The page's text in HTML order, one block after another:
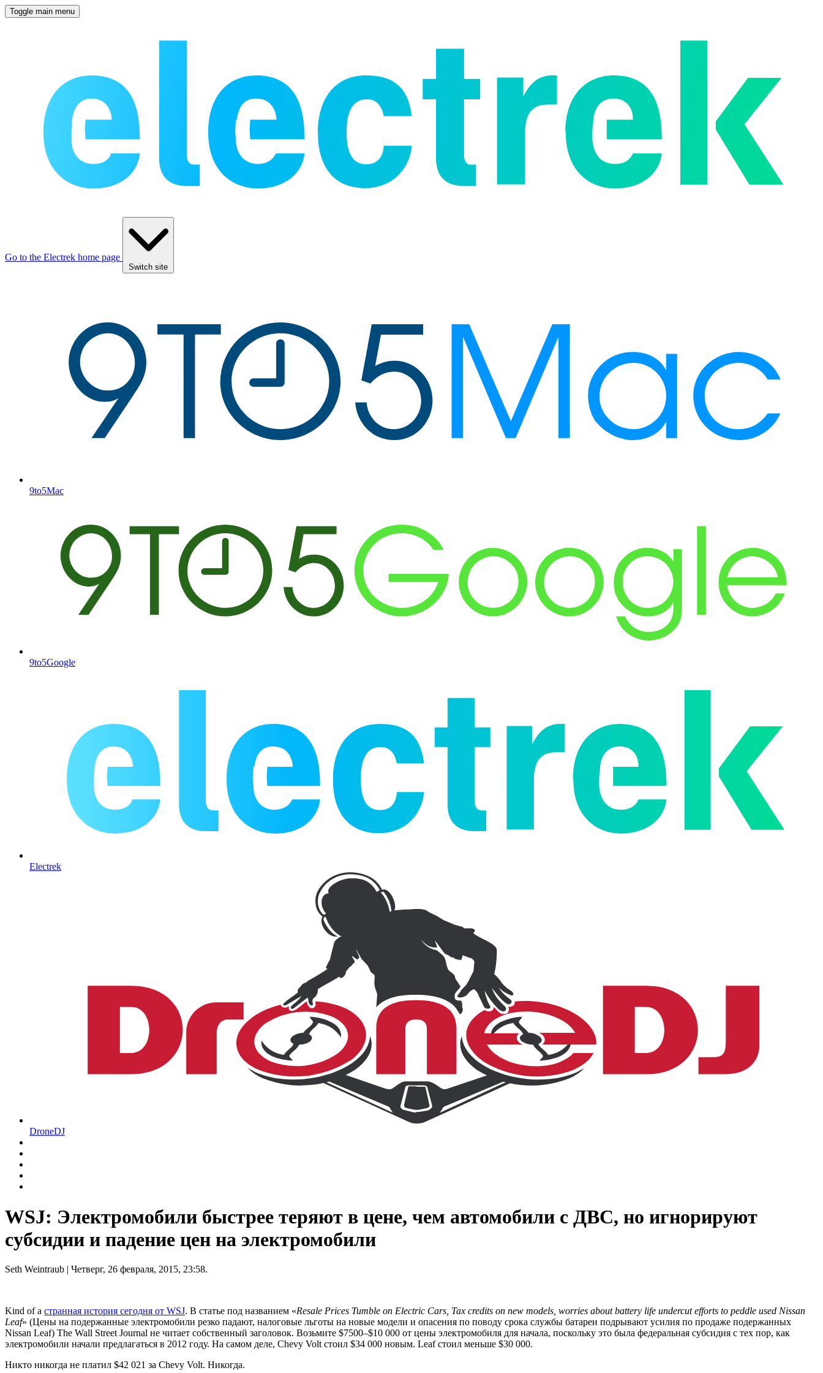
Toggle main menu
Go to the Electrek home page
Switch site
9to5Mac
9to5Google
Electrek
DroneDJ
WSJ: Электромобили быстрее теряют в цене, чем автомобили с ДВС, но игнорируют
субсидии и падение цен на электромобили
Seth Weintraub | Четверг, 26 февраля, 2015, 23:58.
Kind of a странная история сегодня от WSJ. В статье под названием «Resale Prices Tumble on Electric Cars, Tax credits on new models, worries about battery life undercut efforts to peddle used Nissan
Leaf» (Цены на подержанные электромобили резко падают, налоговые льготы на новые модели и опасения по поводу срока службы батареи подрывают усилия по продаже подержанных
Nissan Leaf) The Wall Street Journal не читает собственный заголовок. Возьмите $7500–$10 000 от цены электромобиля для начала, поскольку это была федеральная субсидия с тех пор, как
электромобили начали предлагаться в 2012 году. На самом деле, Chevy Volt стоил $34 000 новым. Leaf стоил меньше $30 000.
Никто никогда не платил $42 021 за Chevy Volt. Никогда.